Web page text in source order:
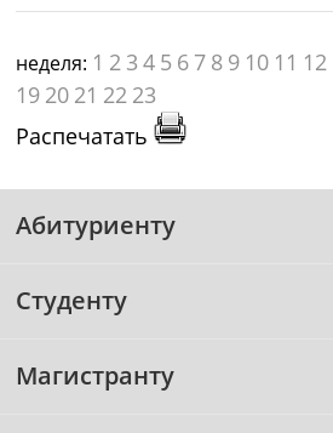
неделя: 1 2 3 4 5 6 7 8 9 10 11 12
19 20 21 22 23
Распечатать
Абитуриенту
Студенту
Магистранту